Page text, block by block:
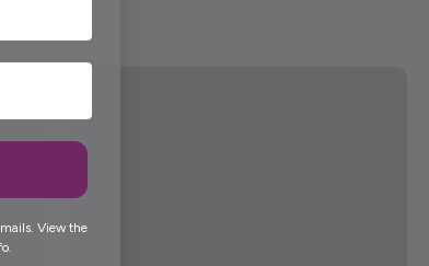
View the